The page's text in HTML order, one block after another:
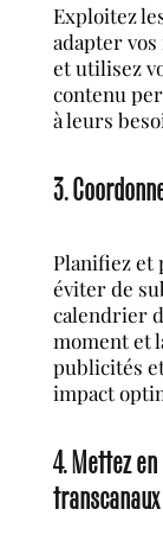
Exploitez
adapter
et utilisez
contenu
à leurs
3.
Planifiez et
éviter de
calendrier
moment et
publicités
impact
4. Mettez
transcanaux